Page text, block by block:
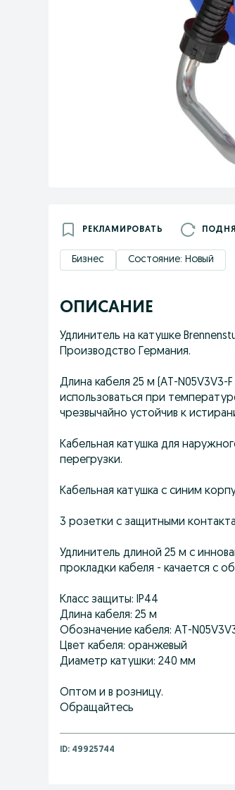
РЕКЛАМИРОВАТЬ
Бизнес Состояние: Новый
ОПИСАНИЕ
Удлинитель на катушке
Производство Германия.
Длина кабеля 25 м (AT-N05V3V3-
использоваться при
чрезвычайно устойчив к
Кабельная катушка для
перегрузки.
Кабельная катушка с синим
3 розетки с защитными
Удлинитель длиной 25 м с
прокладки кабеля - качается с
Класс защиты: IP44
Длина кабеля: 25 м
Обозначение кабеля: AT-
Цвет кабеля: оранжевый
Диаметр катушки: 240 мм
Оптом и в розницу.
Обращайтесь
ID: 49925744